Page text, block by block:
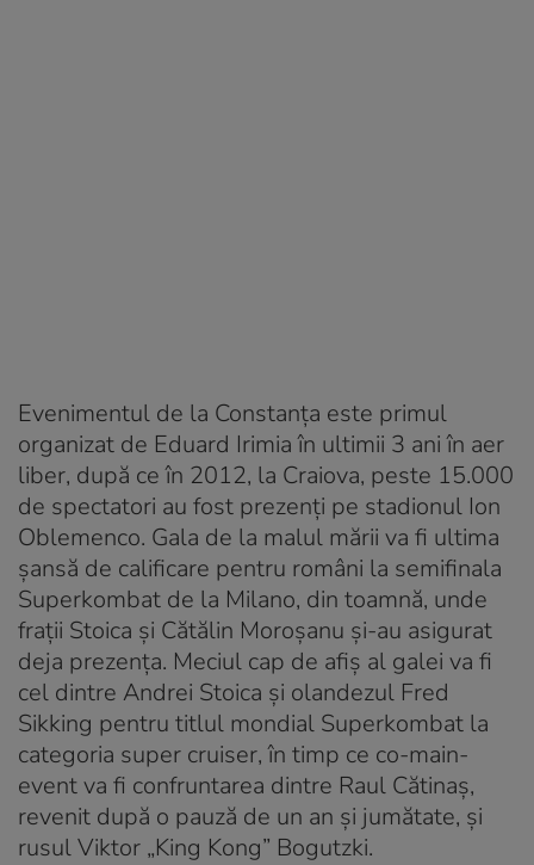
Evenimentul de la Constanţa este primul
organizat de Eduard Irimia în ultimii 3 ani în aer
liber, după ce în 2012, la Craiova, peste 15.000
de spectatori au fost prezenţi pe stadionul Ion
Oblemenco. Gala de la malul mării va fi ultima
şansă de calificare pentru români la semifinala
Superkombat de la Milano, din toamnă, unde
fraţii Stoica şi Cătălin Moroşanu şi-au asigurat
deja prezenţa. Meciul cap de afiş al galei va fi
cel dintre Andrei Stoica şi olandezul Fred
Sikking pentru titlul mondial Superkombat la
categoria super cruiser, în timp ce co-main-
event va fi confruntarea dintre Raul Cătinaş,
revenit după o pauză de un an şi jumătate, şi
rusul Viktor „King Kong” Bogutzki.